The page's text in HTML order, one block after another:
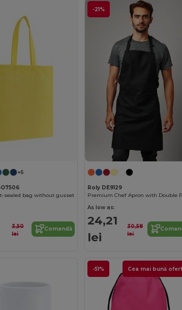
+6
sealed bag without gusset
3,50
lei
Comandă
-21%
Roly DE9129
As low as:
24,21
lei
30,58
lei
-51% Cea mai bună